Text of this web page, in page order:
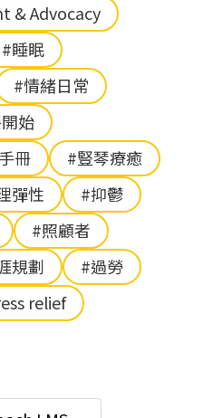
& Advocacy
#睡眠
#情緒日常
始
冊
#豎琴療癒
彈性
#抑鬱
#照顧者
規劃
#過勞
relief